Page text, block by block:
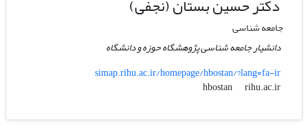
دکتر حسین بستان (نجفی)
جامعه شناسی
دانشیار جامعه شناسی پژوهشگاه حوزه و دانشگاه
simap.rihu.ac.ir/homepage/hbostan/?lang=fa-ir
hbostan
rihu.ac.ir